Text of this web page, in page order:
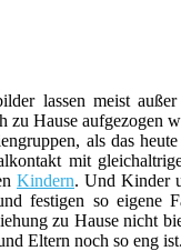
lassen meist
zu Hause aufgezogen
als das
mit
Kindern. Und Kinder
festigen so eigene
zu Hause nicht
Eltern noch so eng ist.